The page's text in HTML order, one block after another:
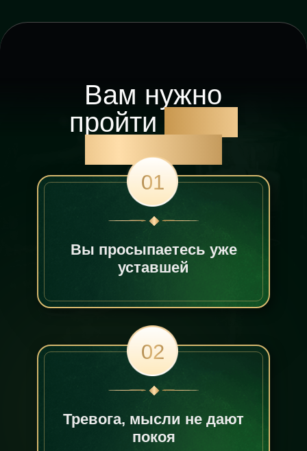
Вам нужно
пройти
курс, если:
Вы просыпаетесь уже
уставшей
01
Тревога, мысли не дают
покоя
02